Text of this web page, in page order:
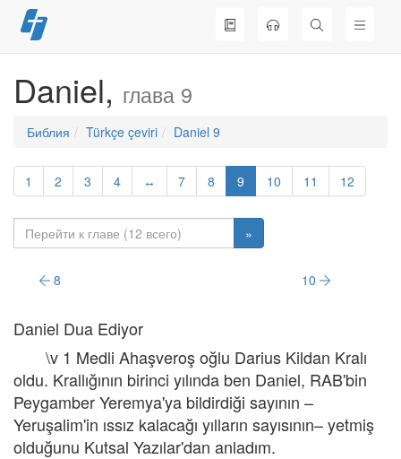
Перейти
к
Daniel, глава 9
Библия Türkçe çeviri Daniel 9
1 2 3 4 ↔ 7 8 9 10 11 12
»
8 10
Daniel Dua Ediyor
\v 1 Medli Ahaşveroş oğlu Darius Kildan Kralı
oldu. Krallığının birinci yılında ben Daniel, RAB'bin
Peygamber Yeremya'ya bildirdiği sayının –
Yeruşalim'in ıssız kalacağı yılların sayısının– yetmiş
olduğunu Kutsal Yazılar'dan anladım.